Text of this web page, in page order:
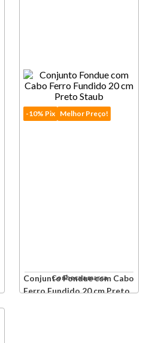
-10% Pix Melhor Preço!
Conjunto Fondue com Cabo
Ferro Fundido 20 cm Preto
Conheça a marca